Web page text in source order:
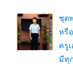
ชุด
หรื
ครู
มีทุ